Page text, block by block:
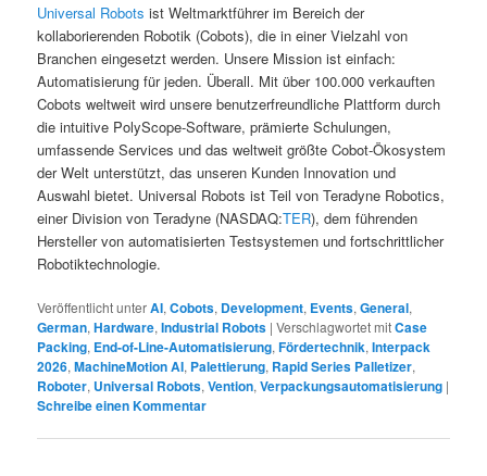
Universal Robots ist Weltmarktführer im Bereich der
kollaborierenden Robotik (Cobots), die in einer Vielzahl von
Branchen eingesetzt werden. Unsere Mission ist einfach:
Automatisierung für jeden. Überall. Mit über 100.000 verkauften
Cobots weltweit wird unsere benutzerfreundliche Plattform durch
die intuitive PolyScope-Software, prämierte Schulungen,
umfassende Services und das weltweit größte Cobot-Ökosystem
der Welt unterstützt, das unseren Kunden Innovation und
Auswahl bietet. Universal Robots ist Teil von Teradyne Robotics,
einer Division von Teradyne (NASDAQ:TER), dem führenden
Hersteller von automatisierten Testsystemen und fortschrittlicher
Robotiktechnologie.
Veröffentlicht unterAI,Cobots, Development, Events,General,
German,Hardware,Industrial Robots |Verschlagwortet mitCase
Packing, End-of-Line-Automatisierung,Fördertechnik,Interpack
2026,MachineMotion AI, Palettierung, Rapid Series Palletizer,
Roboter, Universal Robots,Vention,Verpackungsautomatisierung |
Schreibe einen Kommentar